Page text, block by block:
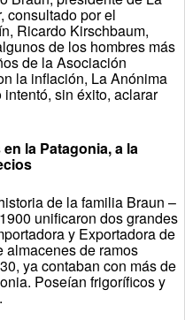
consultado por el
Ricardo Kirschbaum,
de los hombres más
de la Asociación
la inflación, La Anónima
sin éxito, aclarar
la Patagonia, a la
de la familia Braun –
unificaron dos grandes
y Exportadora de
almacenes de ramos
ya contaban con más de
Poseían frigoríficos y